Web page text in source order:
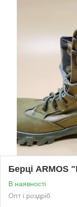
Берці ARMOS
В наявності
Опт і роздріб